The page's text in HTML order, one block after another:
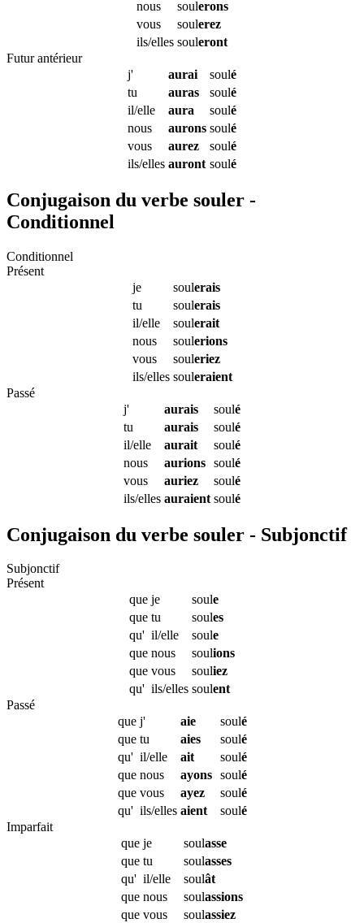
nous soulerons
vous
soulerez
ils/elles souleront
Futur antérieur
j'
aurai soulé
tu
auras soulé
il/elle
aura soulé
nous
aurons soulé
vous
aurez soulé
ils/elles auront soulé
Conjugaison du verbe souler -
Conditionnel
Conditionnel
Présent
je
soulerais
tu
soulerais
il/elle
soulerait
nous
soulerions
vous
souleriez
ils/elles souleraient
Passé
j'
aurais soulé
tu
aurais soulé
il/elle
aurait soulé
nous
aurions soulé
vous
auriez soulé
ils/elles auraient soulé
Conjugaison du verbe souler - Subjonctif
Subjonctif
Présent
que je soule
que tu soules
qu' il/elle soule
que nous soulions
que vous souliez
qu' ils/elles soulent
Passé
que j' aie soulé
que tu aies soulé
qu' il/elle ait soulé
que nous ayons soulé
que vous ayez soulé
qu' ils/elles aient soulé
Imparfait
que je soulasse
que tu soulasses
qu' il/elle soulât
que nous soulassions
que vous soulassiez